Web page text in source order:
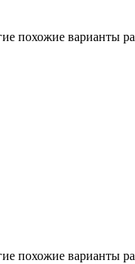
похожие варианты
похожие варианты